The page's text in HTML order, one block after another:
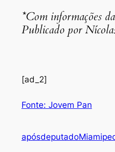
*Com informações
Publicado por
[ad_2]
Fonte: Jovem Pan
apósdeputadoMiami